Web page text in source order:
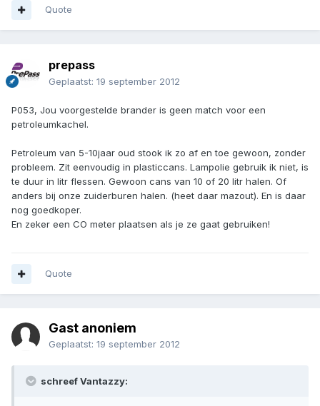
Quote
prepass
Geplaatst: 19 september 2012
P053, Jou voorgestelde brander is geen match voor een
petroleumkachel.
Petroleum van 5-10jaar oud stook ik zo af en toe gewoon, zonder
probleem. Zit eenvoudig in plasticcans. Lampolie gebruik ik niet, is
te duur in litr flessen. Gewoon cans van 10 of 20 litr halen. Of
anders bij onze zuiderburen halen. (heet daar mazout). En is daar
nog goedkoper.
En zeker een CO meter plaatsen als je ze gaat gebruiken!
Quote
Gast anoniem
Geplaatst: 19 september 2012
schreef Vantazzy: